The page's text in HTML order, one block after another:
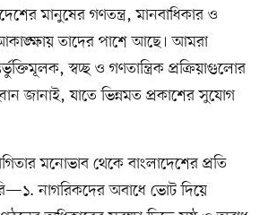
মানুষের গণতন্ত্র, মানবাধিকার ও
তাদের পাশে আছে। আমরা
স্বচ্ছ ও গণতান্ত্রিক প্রক্রিয়াগুলোর
জানাই, যাতে ভিন্নমত প্রকাশের সুযোগ
মনোভাব থেকে বাংলাদেশের প্রতি
নাগরিকদের অবাধে ভোট দিয়ে